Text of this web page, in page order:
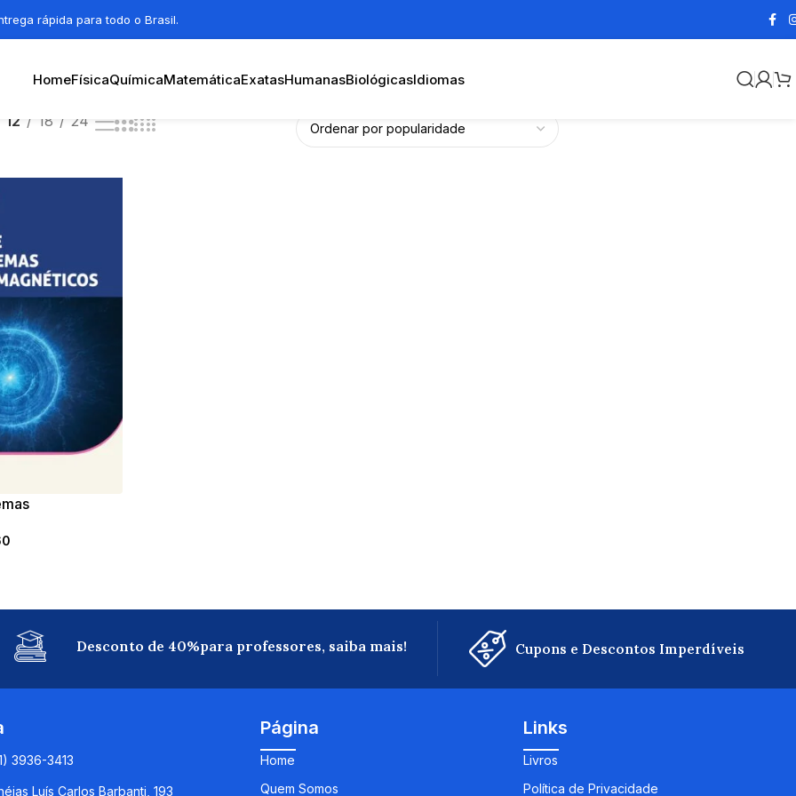
rápida para todo o Brasil.
HomeFísicaQuímicaMatemáticaExatasHumanasBiológicasIdiomas
12 18 24
Desconto de 40%para professores, saiba mais! Cupons e Descontos Imperdíveis
3936-3413
Luís Carlos Barbanti, 193
Página
Home
Quem Somos
Links
Livros
Política de Privacidade